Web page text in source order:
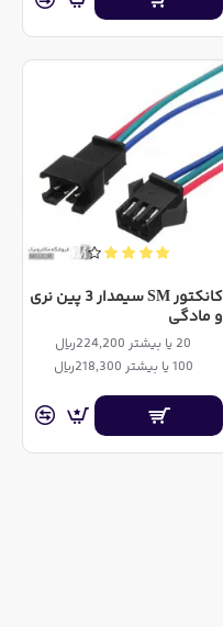
کانکتور SM سیمدار 3 پین نری
و مادگی
20 یا بیشتر 224,200ریال
100 یا بیشتر 218,300ریال